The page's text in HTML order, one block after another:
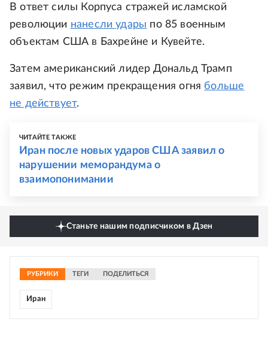
В ответ силы Корпуса стражей исламской
революции нанесли удары по 85 военным
объектам США в Бахрейне и Кувейте.
Затем американский лидер Дональд Трамп
заявил, что режим прекращения огня больше
не действует.
ЧИТАЙТЕ ТАКЖЕ
Иран после новых ударов США заявил о
нарушении меморандума о
взаимопонимании
Станьте нашим подписчиком в Дзен
РУБРИКИ ТЕГИ ПОДЕЛИТЬСЯ
Иран